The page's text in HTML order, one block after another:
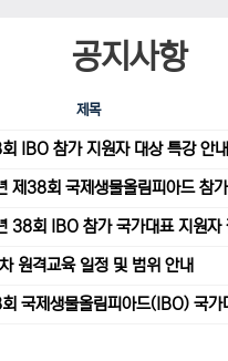
공지사항
제목
IBO 참가 지원자 대상 특강 안내
원격교육 일정 및 범위 안내